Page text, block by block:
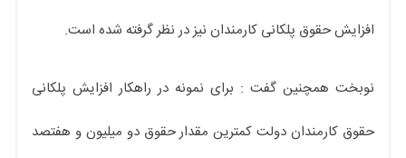
افزایش حقوق پلکانی کارمندان نیز در نظر گرفته شده است.
نوبخت همچنین گفت : برای نمونه در راهکار افزایش پلکانی
حقوق کارمندان دولت کمترین مقدار حقوق دو میلیون و هفتصد